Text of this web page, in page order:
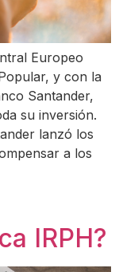
Europeo
y con la
Santander,
su inversión.
lanzó los
a los
IRPH?